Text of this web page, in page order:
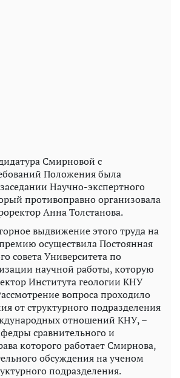
Смирновой с
Положения была
Научно-экспертного
противоправно организовала
Анна Толстанова.
выдвижение этого труда на
осуществила Постоянная
совета Университета по
научной работы, которую
Института геологии КНУ
вопроса проходило
от структурного подразделения
отношений КНУ, –
сравнительного и
которого работает Смирнова,
обсуждения на ученом
подразделения.